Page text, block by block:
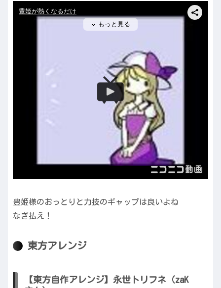
豊姫様のおっとりと力技のギャップは良いよね
なぎ払え！
東方アレンジ
【東方自作アレンジ】永世トリフネ（zaK